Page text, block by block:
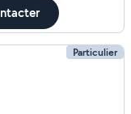
Particulier